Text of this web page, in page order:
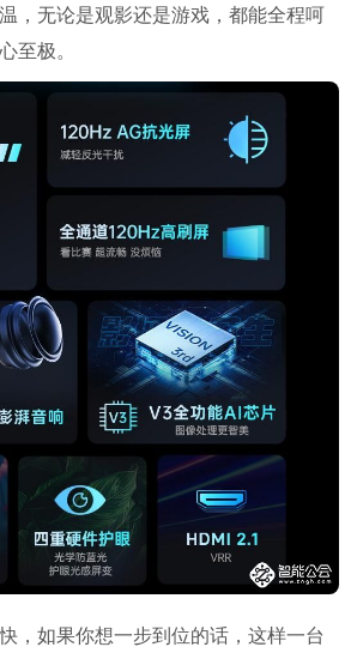
，无论是观影还是游戏，都能全程呵
至极。
，如果你想一步到位的话，这样一台